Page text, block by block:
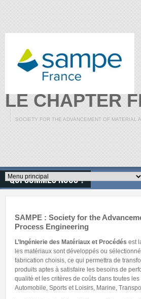
LE CHAPTER
SOCIETY FOR THE ADVANCEMENT OF MATERIAL
Menu principal
Qui sommes nous ?
SAMPE : Society for the
Process Engineering
L’Ingénierie des Matériaux et Procédés est
les matériaux sont développés ou
fabrication choisis, ce qui permettra de
produits aptes à satisfaire les besoins de
qualité et les critères de coûts dans toutes
Automobile, Sports et Loisirs, Marine,